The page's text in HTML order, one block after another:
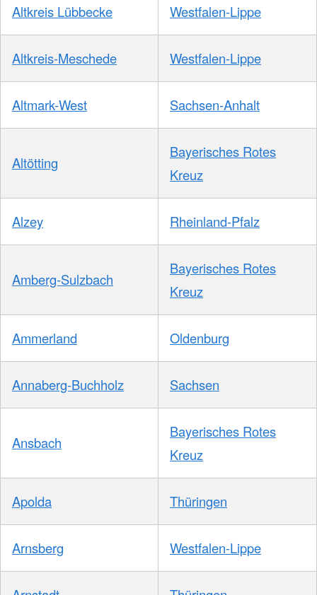
Altkreis Lübbecke Westfalen-Lippe
Altkreis-Meschede Westfalen-Lippe
Altmark-West Sachsen-Anhalt
Altötting
Bayerisches Rotes
Kreuz
Alzey Rheinland-Pfalz
Amberg-Sulzbach
Bayerisches Rotes
Kreuz
Ammerland Oldenburg
Annaberg-Buchholz Sachsen
Ansbach
Bayerisches Rotes
Kreuz
Apolda Thüringen
Arnsberg Westfalen-Lippe